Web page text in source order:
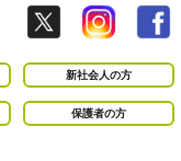
新社会人の方
保護者の方